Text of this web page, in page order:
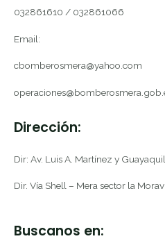
032861610 / 032861066
Email:
cbomberosmera@yahoo.com
Dirección:
Dir: Av. Luis A. Martínez y
Dir. Vía Shell – Mera sector la
Buscanos en: